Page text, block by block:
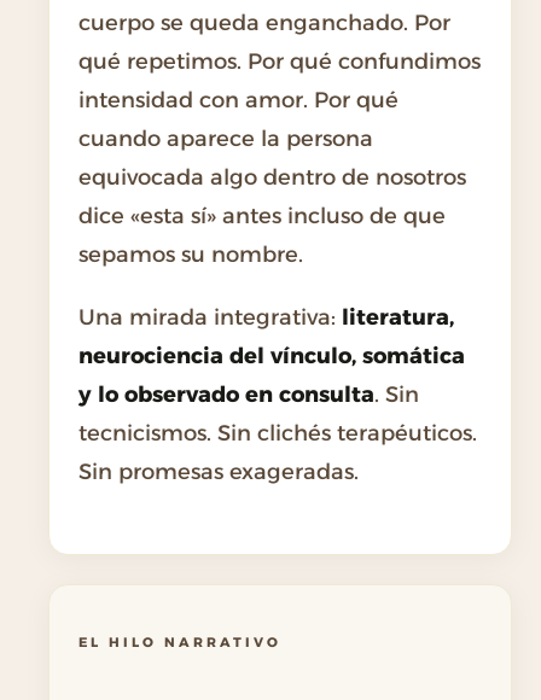
cuerpo se queda enganchado. Por
qué repetimos. Por qué confundimos
intensidad con amor. Por qué
cuando aparece la persona
equivocada algo dentro de nosotros
dice «esta sí» antes incluso de que
sepamos su nombre.
Una mirada integrativa: literatura,
neurociencia del vínculo, somática
y lo observado en consulta. Sin
tecnicismos. Sin clichés terapéuticos.
Sin promesas exageradas.
EL HILO NARRATIVO